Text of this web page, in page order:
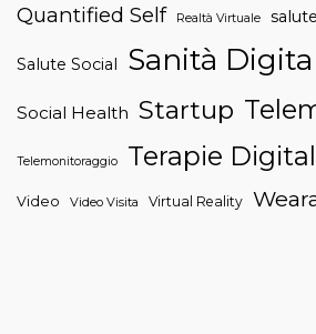
Quantified Self
Realtà Virtuale
Salute Social Sanità
Social Health Startup
Telemonitoraggio Terapie
Video Video Visita Virtual Reality